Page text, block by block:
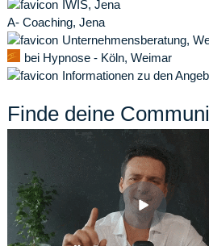
IWIS, Jena
A- Coaching, Jena
Unternehmensberatung,
bei Hypnose - Köln, Weimar
Informationen zu den
Finde deine